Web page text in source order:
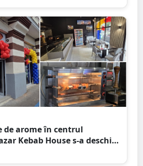
de arome în centrul
Kebab House s-a deschis
de lei, azi și mâine